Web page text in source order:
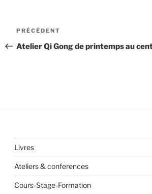
Navigation
de
Article
précédent
PRÉCÉDENT
Atelier Qi Gong de printemps au
Livres
Ateliers & conferences
Cours-Stage-Formation